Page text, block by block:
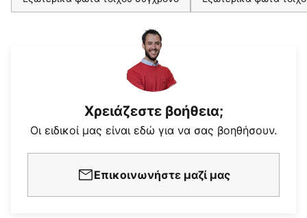
Χρειάζεστε βοήθεια;
Οι ειδικοί μας είναι εδώ για να σας βοηθήσουν.
Επικοινωνήστε μαζί μας